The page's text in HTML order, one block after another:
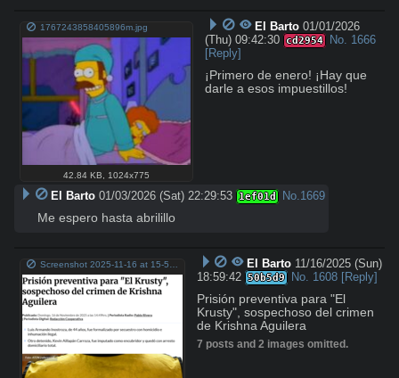
1767243858405896m.jpg
42.84 KB 1024x775
El Barto 01/01/2026
(Thu) 09:42:30 cd2954 No. 1666
[Reply]
¡Primero de enero! ¡Hay que
darle a esos impuestillos!
El Barto 01/03/2026 (Sat) 22:29:53 1ef01d No.1669
Me espero hasta abrilillo
Screenshot 2025-11-16 at 15-59-21 Prisión preventiva para El Krusty sospechoso del crimen de Krishna Aguilera - Cooperativa.cl.png El Barto 11/16/2025 (Sun)
18:59:42 50b5d9 No. 1608 [Reply]
Prisión preventiva para "El
Krusty", sospechoso del crimen
de Krishna Aguilera
7 posts and 2 images omitted.